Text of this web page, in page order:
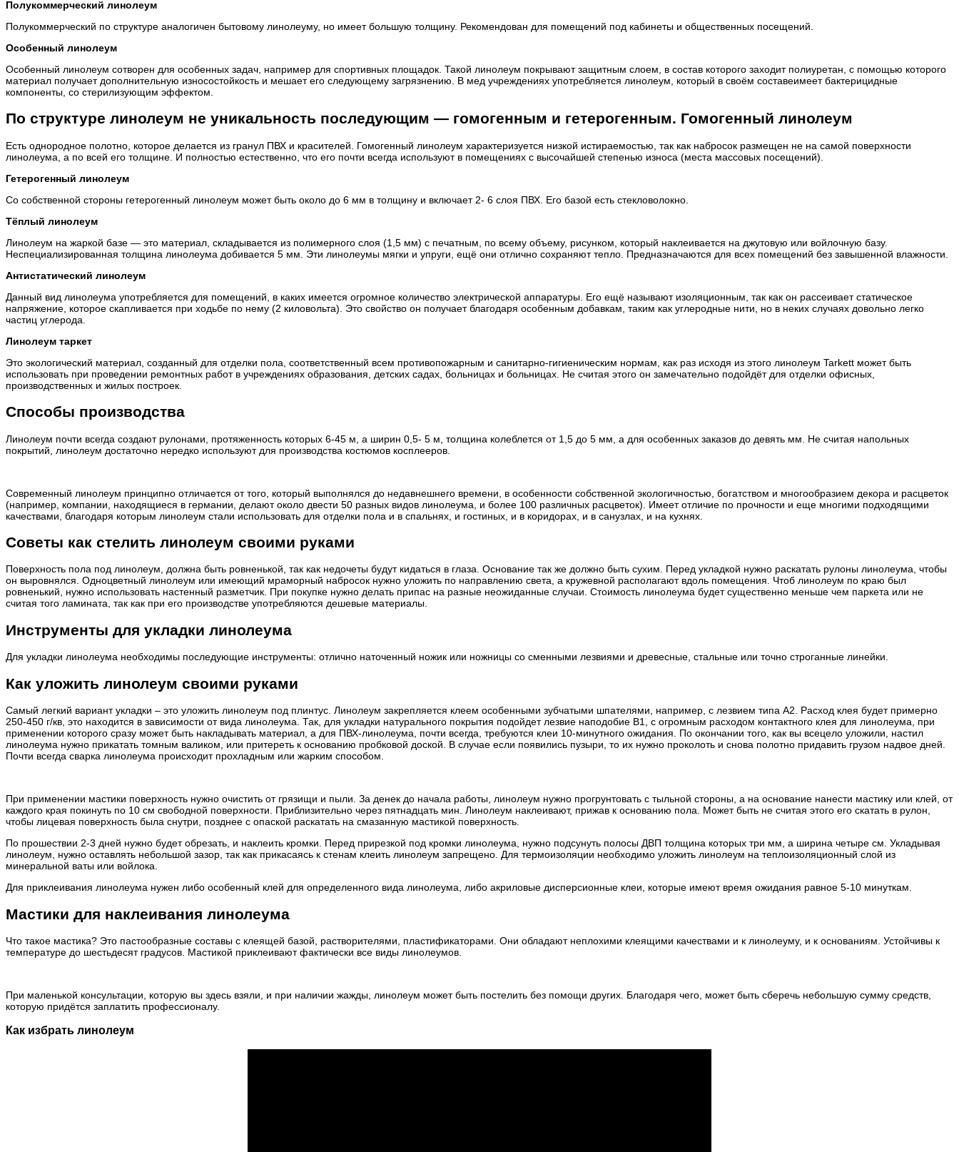
Полукоммерческий линолеум
Полукоммерческий по структуре аналогичен бытовому линолеуму, но имеет большую толщину. Рекомендован для помещений под кабинеты и общественных посещений.
Особенный линолеум
Особенный линолеум сотворен для особенных задач, например для спортивных площадок. Такой линолеум покрывают защитным слоем, в состав которого заходит полиуретан, с помощью которого
материал получает дополнительную износостойкость и мешает его следующему загрязнению. В мед учреждениях употребляется линолеум, который в своём составеимеет бактерицидные
компоненты, со стерилизующим эффектом.
По структуре линолеум не уникальность последующим — гомогенным и гетерогенным. Гомогенный линолеум
Есть однородное полотно, которое делается из гранул ПВХ и красителей. Гомогенный линолеум характеризуется низкой истираемостью, так как набросок размещен не на самой поверхности
линолеума, а по всей его толщине. И полностью естественно, что его почти всегда используют в помещениях с высочайшей степенью износа (места массовых посещений).
Гетерогенный линолеум
Со собственной стороны гетерогенный линолеум может быть около до 6 мм в толщину и включает 2- 6 слоя ПВХ. Его базой есть стекловолокно.
Тёплый линолеум
Линолеум на жаркой базе — это материал, складывается из полимерного слоя (1,5 мм) с печатным, по всему объему, рисунком, который наклеивается на джутовую или войлочную базу.
Неспециализированная толщина линолеума добивается 5 мм. Эти линолеумы мягки и упруги, ещё они отлично сохраняют тепло. Предназначаются для всех помещений без завышенной влажности.
Антистатический линолеум
Данный вид линолеума употребляется для помещений, в каких имеется огромное количество электрической аппаратуры. Его ещё называют изоляционным, так как он рассеивает статическое
напряжение, которое скапливается при ходьбе по нему (2 киловольта). Это свойство он получает благодаря особенным добавкам, таким как углеродные нити, но в неких случаях довольно легко
частиц углерода.
Линолеум таркет
Это экологический материал, созданный для отделки пола, соответственный всем противопожарным и санитарно-гигиеническим нормам, как раз исходя из этого линолеум Tarkett может быть
использовать при проведении ремонтных работ в учреждениях образования, детских садах, больницах и больницах. Не считая этого он замечательно подойдёт для отделки офисных,
производственных и жилых построек.
Способы производства
Линолеум почти всегда создают рулонами, протяженность которых 6-45 м, а ширин 0,5- 5 м, толщина колеблется от 1,5 до 5 мм, а для особенных заказов до девять мм. Не считая напольных
покрытий, линолеум достаточно нередко используют для производства костюмов косплееров.
Современный линолеум принципно отличается от того, который выполнялся до недавнешнего времени, в особенности собственной экологичностью, богатством и многообразием декора и расцветок
(например, компании, находящиеся в германии, делают около двести 50 разных видов линолеума, и более 100 различных расцветок). Имеет отличие по прочности и еще многими подходящими
качествами, благодаря которым линолеум стали использовать для отделки пола и в спальнях, и гостиных, и в коридорах, и в санузлах, и на кухнях.
Советы как стелить линолеум своими руками
Поверхность пола под линолеум, должна быть ровненькой, так как недочеты будут кидаться в глаза. Основание так же должно быть сухим. Перед укладкой нужно раскатать рулоны линолеума, чтобы
он выровнялся. Одноцветный линолеум или имеющий мраморный набросок нужно уложить по направлению света, а кружевной располагают вдоль помещения. Чтоб линолеум по краю был
ровненький, нужно использовать настенный разметчик. При покупке нужно делать припас на разные неожиданные случаи. Стоимость линолеума будет существенно меньше чем паркета или не
считая того ламината, так как при его производстве употребляются дешевые материалы.
Инструменты для укладки линолеума
Для укладки линолеума необходимы последующие инструменты: отлично наточенный ножик или ножницы со сменными лезвиями и древесные, стальные или точно строганные линейки.
Как уложить линолеум своими руками
Самый легкий вариант укладки – это уложить линолеум под плинтус. Линолеум закрепляется клеем особенными зубчатыми шпателями, например, с лезвием типа А2. Расход клея будет примерно
250-450 г/кв, это находится в зависимости от вида линолеума. Так, для укладки натурального покрытия подойдет лезвие наподобие В1, с огромным расходом контактного клея для линолеума, при
применении которого сразу может быть накладывать материал, а для ПВХ-линолеума, почти всегда, требуются клеи 10-минутного ожидания. По окончании того, как вы всецело уложили, настил
линолеума нужно прикатать томным валиком, или притереть к основанию пробковой доской. В случае если появились пузыри, то их нужно проколоть и снова полотно придавить грузом надвое дней.
Почти всегда сварка линолеума происходит прохладным или жарким способом.
При применении мастики поверхность нужно очистить от грязищи и пыли. За денек до начала работы, линолеум нужно прогрунтовать с тыльной стороны, а на основание нанести мастику или клей, от
каждого края покинуть по 10 см свободной поверхности. Приблизительно через пятнадцать мин. Линолеум наклеивают, прижав к основанию пола. Может быть не считая этого его скатать в рулон,
чтобы лицевая поверхность была снутри, позднее с опаской раскатать на смазанную мастикой поверхность.
По прошествии 2-3 дней нужно будет обрезать, и наклеить кромки. Перед прирезкой под кромки линолеума, нужно подсунуть полосы ДВП толщина которых три мм, а ширина четыре см. Укладывая
линолеум, нужно оставлять небольшой зазор, так как прикасаясь к стенам клеить линолеум запрещено. Для термоизоляции необходимо уложить линолеум на теплоизоляционный слой из
минеральной ваты или войлока.
Для приклеивания линолеума нужен либо особенный клей для определенного вида линолеума, либо акриловые дисперсионные клеи, которые имеют время ожидания равное 5-10 минуткам.
Мастики для наклеивания линолеума
Что такое мастика? Это пастообразные составы с клеящей базой, растворителями, пластификаторами. Они обладают неплохими клеящими качествами и к линолеуму, и к основаниям. Устойчивы к
температуре до шестьдесят градусов. Мастикой приклеивают фактически все виды линолеумов.
При маленькой консультации, которую вы здесь взяли, и при наличии жажды, линолеум может быть постелить без помощи других. Благодаря чего, может быть сберечь небольшую сумму средств,
которую придётся заплатить профессионалу.
Как избрать линолеум